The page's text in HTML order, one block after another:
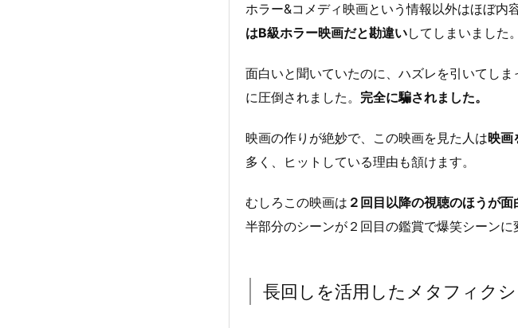
ホラー&コメディ映画という情報以外はほぼ内
はB級ホラー映画だと勘違いしてしまいました。
面白いと聞いていたのに、ハズレを引いてし
に圧倒されました。 完全に騙されました。
映画の作りが絶妙で、この映画を見た人は映画
多く、ヒットしている理由も頷けます。
むしろこの映画は ２回目以降の視聴のほうが面
半部分のシーンが２回目の鑑賞で爆笑シーンに
長回しを活用したメタフィク